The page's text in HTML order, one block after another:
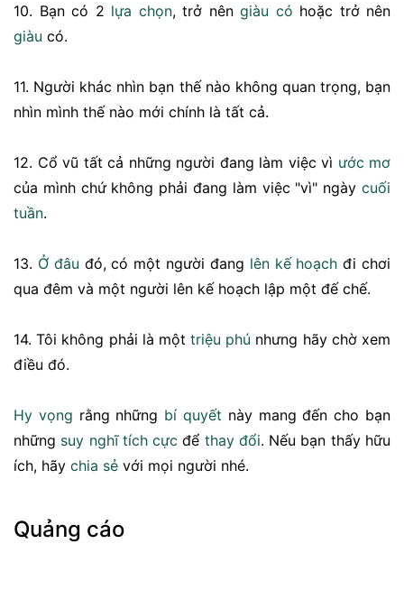
10. Bạn có 2 lựa chọn, trở nên giàu có hoặc trở nên
giàu có.
11. Người khác nhìn bạn thế nào không quan trọng, bạn
nhìn mình thế nào mới chính là tất cả.
12. Cổ vũ tất cả những người đang làm việc vì ước mơ
của mình chứ không phải đang làm việc "vì" ngày cuối
tuần.
13. Ở đâu đó, có một người đang lên kế hoạch đi chơi
qua đêm và một người lên kế hoạch lập một đế chế.
14. Tôi không phải là mộttriệu phú nhưng hãy chờ xem
điều đó.
Hy vọng rằng những bí quyết này mang đến cho bạn
những suy nghĩ tích cực để thay đổi. Nếu bạn thấy hữu
ích, hãy chia sẻ với mọi người nhé.
Quảng cáo